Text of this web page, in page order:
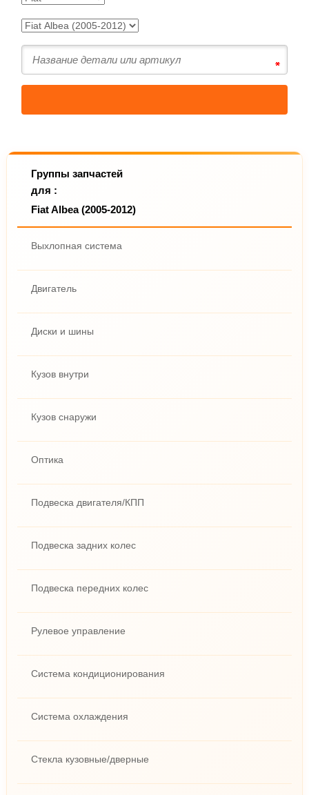
Группы запчастей
для :
Fiat Albea (2005-2012)
Выхлопная система
Двигатель
Диски и шины
Кузов внутри
Кузов снаружи
Оптика
Подвеска двигателя/КПП
Подвеска задних колес
Подвеска передних колес
Рулевое управление
Система кондиционирования
Система охлаждения
Стекла кузовные/дверные